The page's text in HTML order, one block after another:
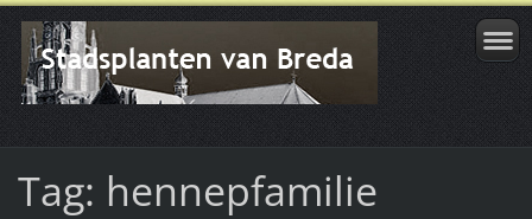
Tag: hennepfamilie